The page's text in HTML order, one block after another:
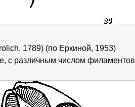
1789) (по Еркиной, 1953)
с различным числом филаментов